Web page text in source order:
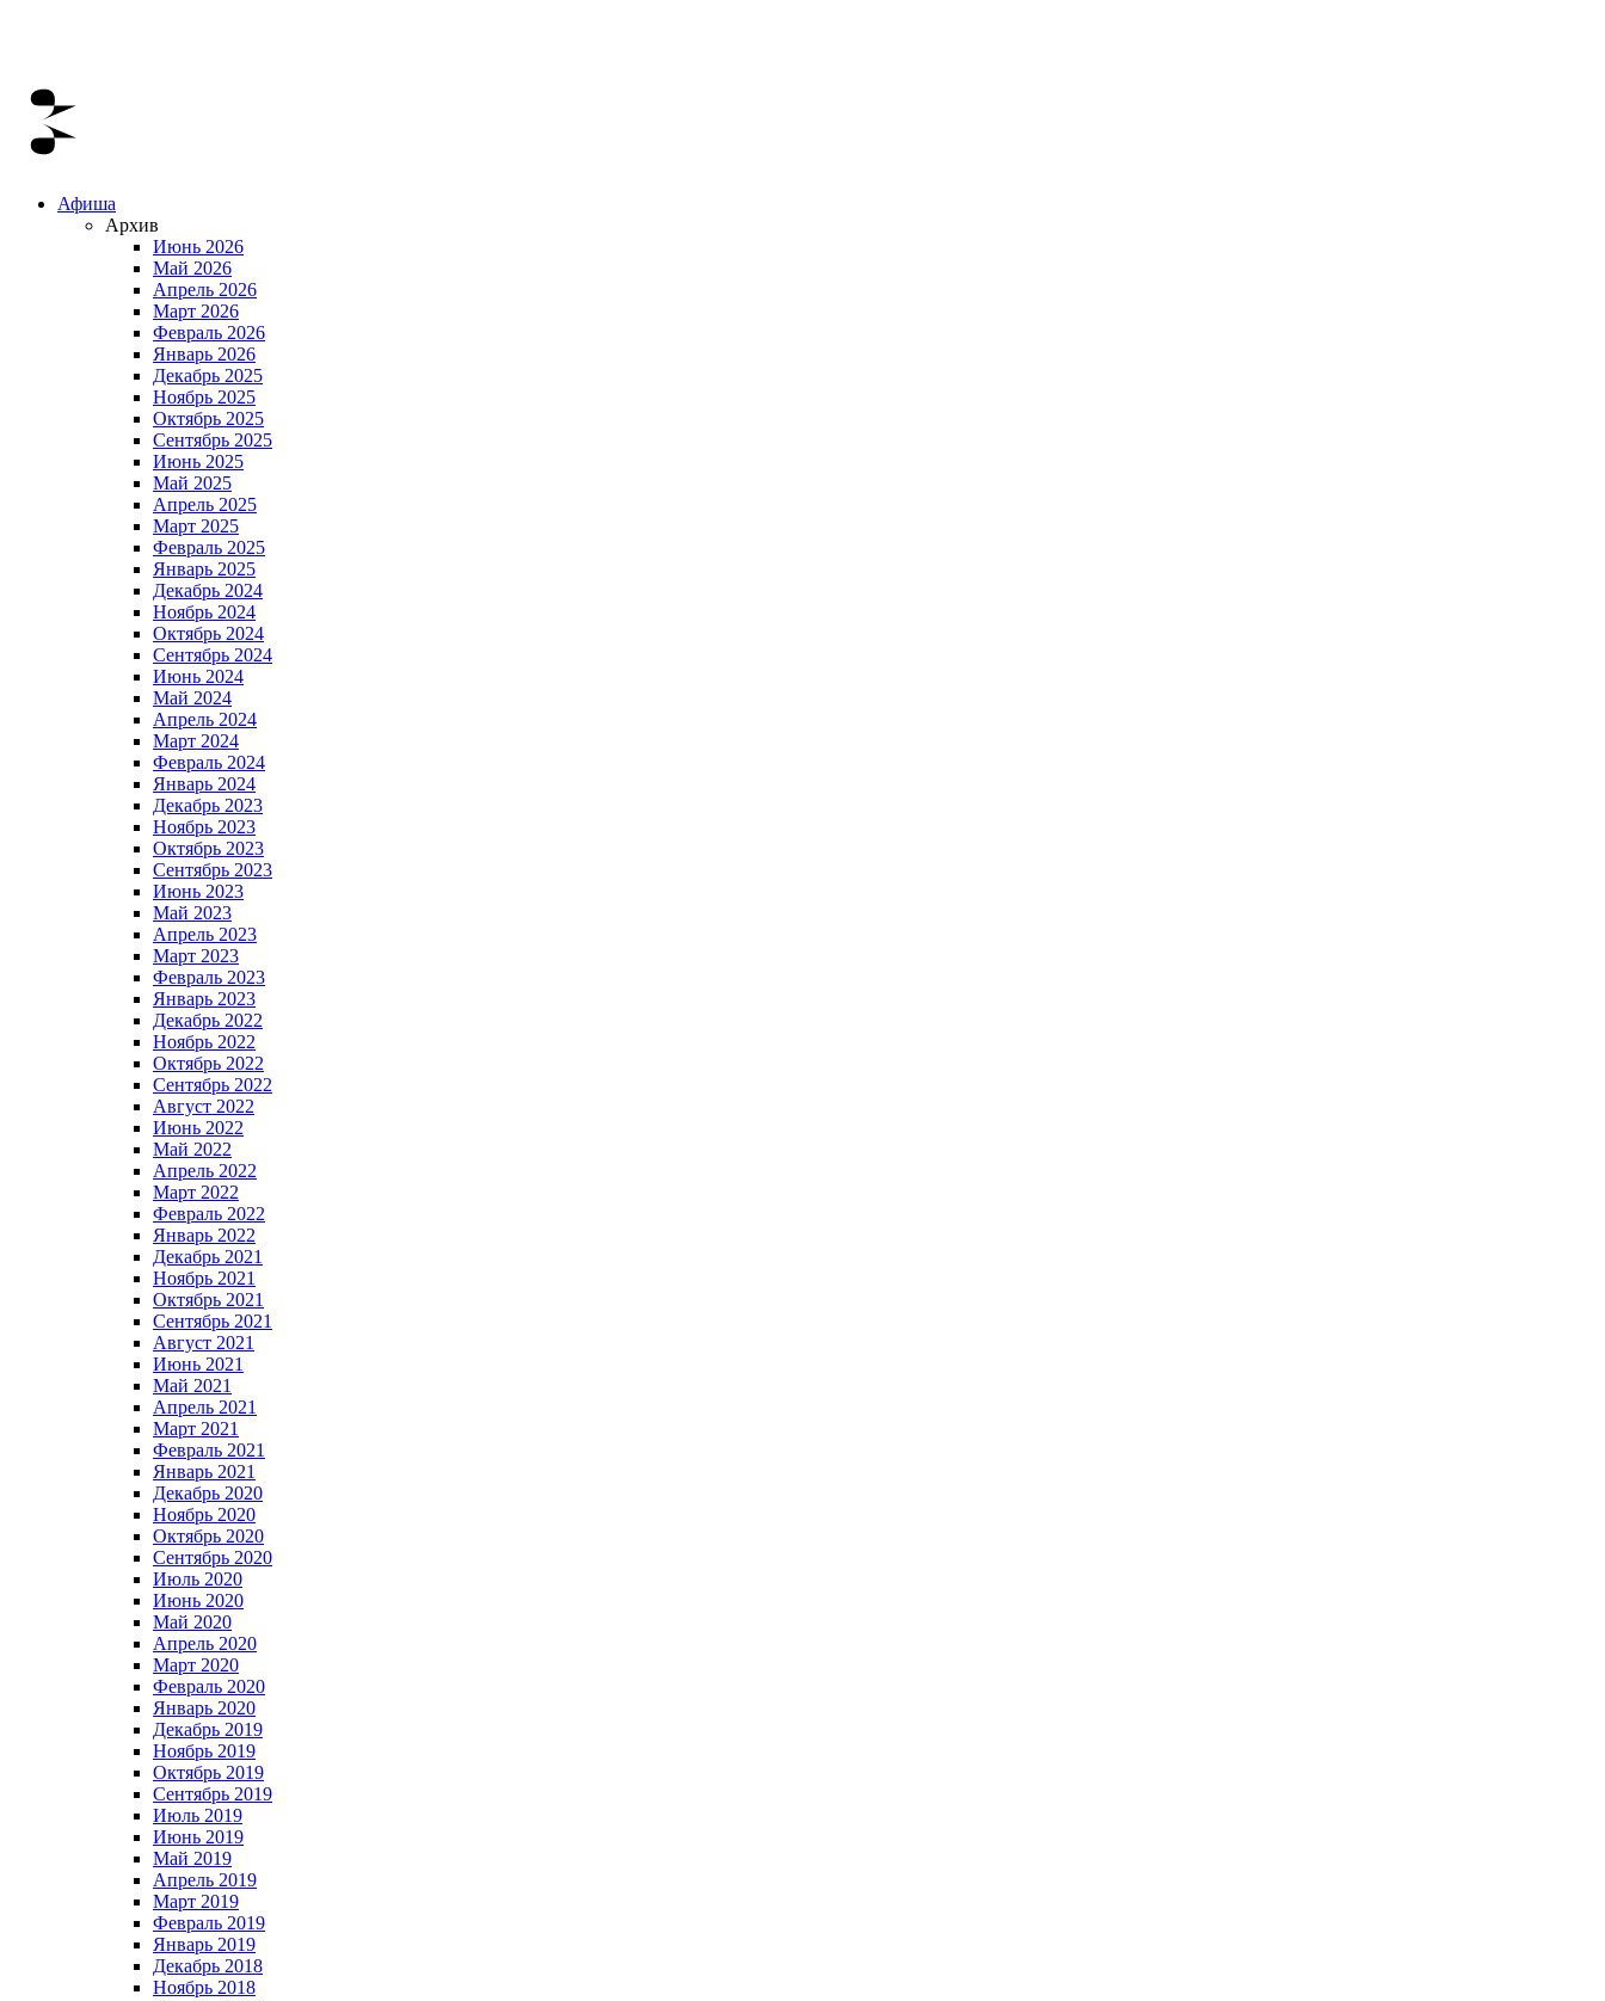
Афиша
Архив
Июнь 2026
Май 2026
Апрель 2026
Март 2026
Февраль 2026
Январь 2026
Декабрь 2025
Ноябрь 2025
Октябрь 2025
Сентябрь 2025
Июнь 2025
Май 2025
Апрель 2025
Март 2025
Февраль 2025
Январь 2025
Декабрь 2024
Ноябрь 2024
Октябрь 2024
Сентябрь 2024
Июнь 2024
Май 2024
Апрель 2024
Март 2024
Февраль 2024
Январь 2024
Декабрь 2023
Ноябрь 2023
Октябрь 2023
Сентябрь 2023
Июнь 2023
Май 2023
Апрель 2023
Март 2023
Февраль 2023
Январь 2023
Декабрь 2022
Ноябрь 2022
Октябрь 2022
Сентябрь 2022
Август 2022
Июнь 2022
Май 2022
Апрель 2022
Март 2022
Февраль 2022
Январь 2022
Декабрь 2021
Ноябрь 2021
Октябрь 2021
Сентябрь 2021
Август 2021
Июнь 2021
Май 2021
Апрель 2021
Март 2021
Февраль 2021
Январь 2021
Декабрь 2020
Ноябрь 2020
Октябрь 2020
Сентябрь 2020
Июль 2020
Июнь 2020
Май 2020
Апрель 2020
Март 2020
Февраль 2020
Январь 2020
Декабрь 2019
Ноябрь 2019
Октябрь 2019
Сентябрь 2019
Июль 2019
Июнь 2019
Май 2019
Апрель 2019
Март 2019
Февраль 2019
Январь 2019
Декабрь 2018
Ноябрь 2018